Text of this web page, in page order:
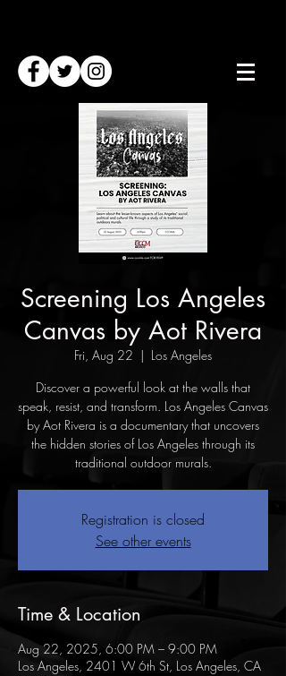
Screening Los Angeles
Canvas by Aot Rivera
Fri, Aug 22
  |
Los Angeles
Discover a powerful look at the walls that
speak, resist, and transform. Los Angeles Canvas
by Aot Rivera is a documentary that uncovers
the hidden stories of Los Angeles through its
traditional outdoor murals.
Registration is closed
See other events
Time & Location
Aug 22, 2025, 6:00 PM – 9:00 PM
Los Angeles, 2401 W 6th St, Los Angeles, CA